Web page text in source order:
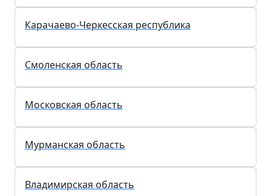
Карачаево-Черкесская республика
Смоленская область
Московская область
Мурманская область
Владимирская область